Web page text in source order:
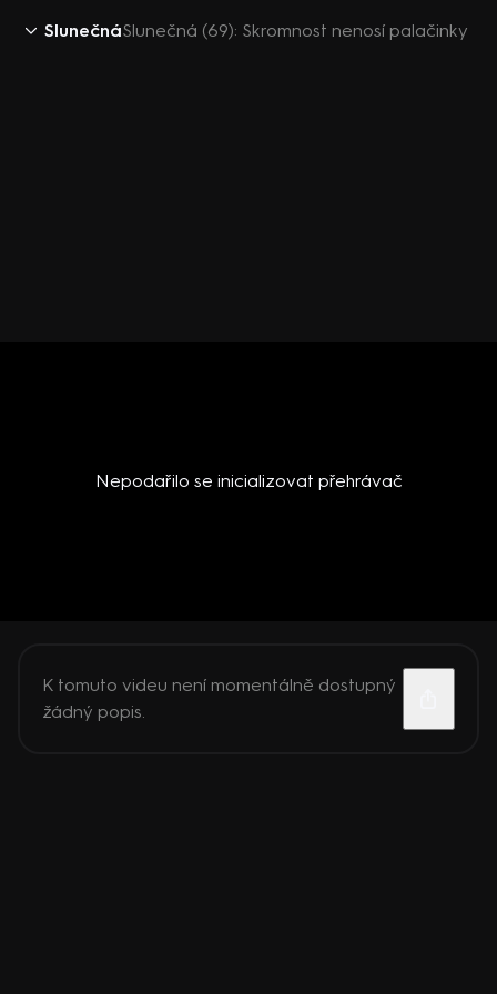
SlunečnáSlunečná (69): Skromnost nenosí palačinky
Nepodařilo se inicializovat přehrávač
K tomuto videu není momentálně dostupný
žádný popis.